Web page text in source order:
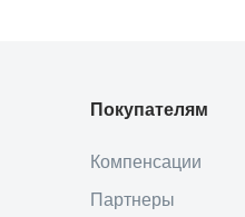
Покупателям
Компенсации
Партнеры